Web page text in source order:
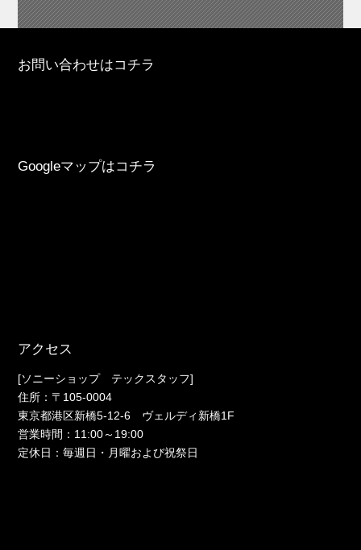
お問い合わせはコチラ
Googleマップはコチラ
アクセス
[ソニーショップ テックスタッフ]
住所：〒105-0004
東京都港区新橋5-12-6 ヴェルディ新橋1F
営業時間：11:00～19:00
定休日：毎週日・月曜および祝祭日